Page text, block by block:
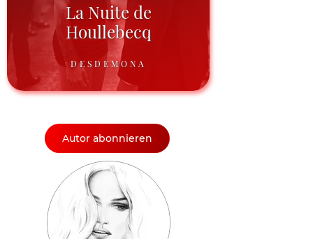
La Nuite de
Houllebecq
DESDEMONA
Autor abonnieren